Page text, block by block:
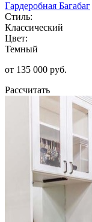
Гардеробная Багабаг
Стиль:
Классический
Цвет:
Темный
от 135 000 руб.
Рассчитать